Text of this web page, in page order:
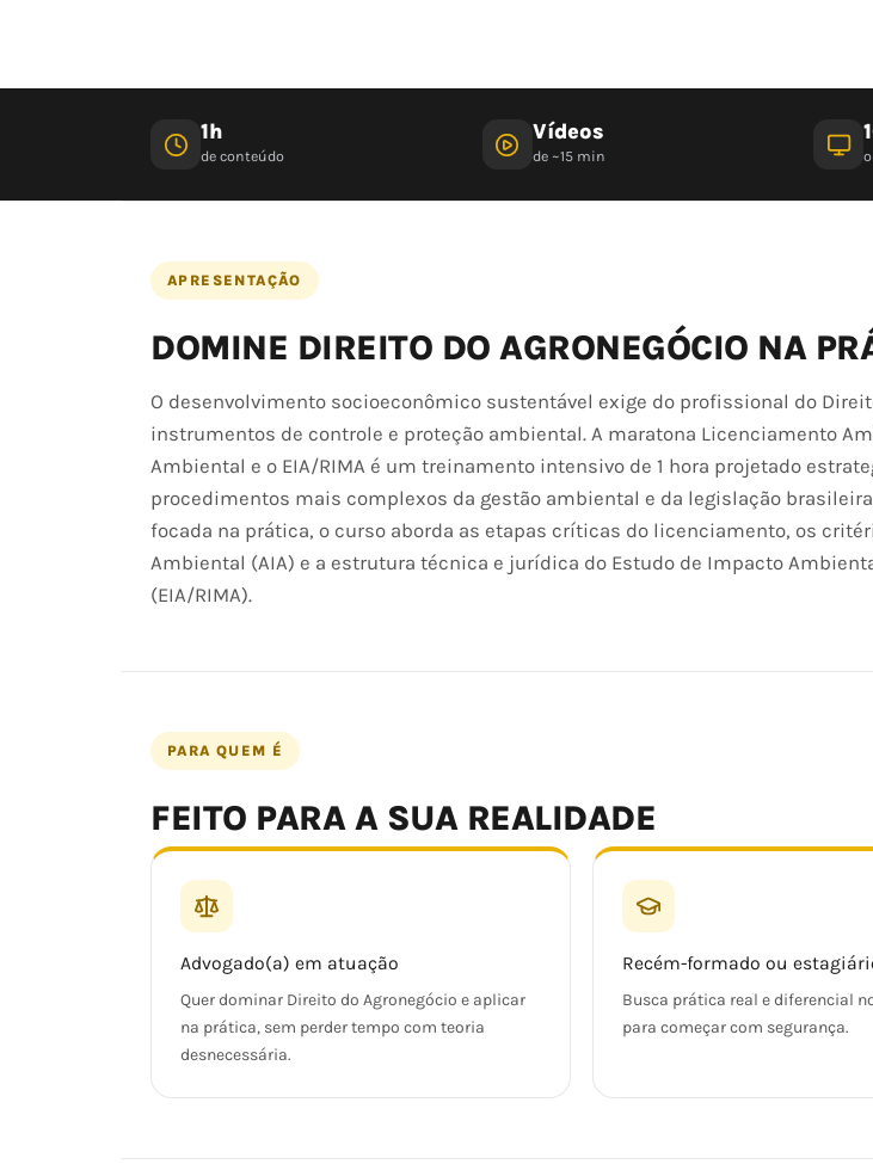
1h
de conteúdo
Vídeos
de ~15 min
APRESENTAÇÃO
DOMINE DIREITO DO AGRONEGÓCIO NA
O desenvolvimento socioeconômico sustentável exige do profissional do
instrumentos de controle e proteção ambiental. A maratona Licenciamento
Ambiental e o EIA/RIMA é um treinamento intensivo de 1 hora projetado
procedimentos mais complexos da gestão ambiental e da legislação
focada na prática, o curso aborda as etapas críticas do licenciamento, os
Ambiental (AIA) e a estrutura técnica e jurídica do Estudo de Impacto
(EIA/RIMA).
PARA QUEM É
FEITO PARA A SUA REALIDADE
Advogado(a) em atuação
Quer dominar Direito do Agronegócio e aplicar
na prática, sem perder tempo com teoria
desnecessária.
Recém-formado ou
Busca prática real e diferencial
para começar com segurança.